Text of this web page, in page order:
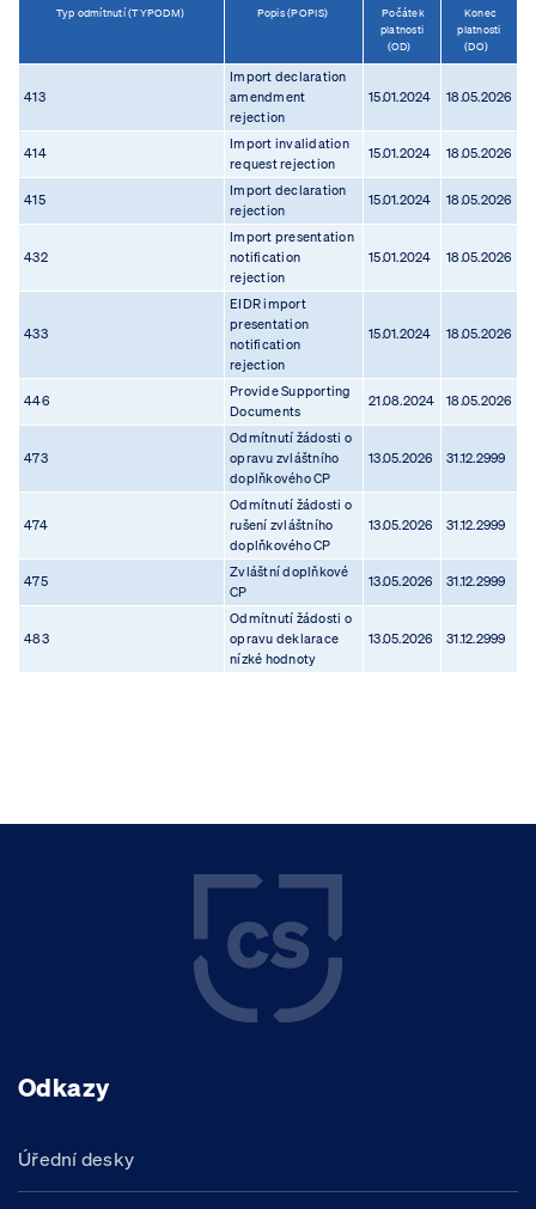
Typ odmítnutí (TYPODM) Popis (POPIS)
Počátek
platnosti
(OD)
Konec
platnosti
(DO)
413
Import declaration
amendment
rejection
15.01.2024 18.05.2026
414
Import invalidation
request rejection
15.01.2024 18.05.2026
415
Import declaration
rejection
15.01.2024 18.05.2026
432
Import presentation
notification
rejection
15.01.2024 18.05.2026
433
EIDR import
presentation
notification
rejection
15.01.2024 18.05.2026
446
Provide Supporting
Documents
21.08.2024 18.05.2026
473
Odmítnutí žádosti o
opravu zvláštního
doplňkového CP
13.05.2026 31.12.2999
474
Odmítnutí žádosti o
rušení zvláštního
doplňkového CP
13.05.2026 31.12.2999
475
Zvláštní doplňkové
CP
13.05.2026 31.12.2999
483
Odmítnutí žádosti o
opravu deklarace
nízké hodnoty
13.05.2026 31.12.2999
Odkazy
Úřední desky